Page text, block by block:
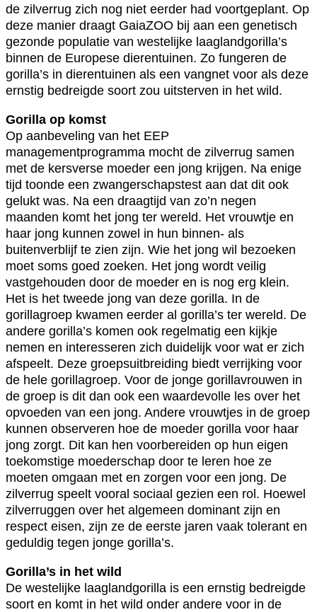
de zilverrug zich nog niet eerder had voortgeplant. Op
deze manier draagt GaiaZOO bij aan een genetisch
gezonde populatie van westelijke laaglandgorilla’s
binnen de Europese dierentuinen. Zo fungeren de
gorilla’s in dierentuinen als een vangnet voor als deze
ernstig bedreigde soort zou uitsterven in het wild.
Gorilla op komst
Op aanbeveling van het EEP
managementprogramma mocht de zilverrug samen
met de kersverse moeder een jong krijgen. Na enige
tijd toonde een zwangerschapstest aan dat dit ook
gelukt was. Na een draagtijd van zo’n negen
maanden komt het jong ter wereld. Het vrouwtje en
haar jong kunnen zowel in hun binnen- als
buitenverblijf te zien zijn. Wie het jong wil bezoeken
moet soms goed zoeken. Het jong wordt veilig
vastgehouden door de moeder en is nog erg klein.
Het is het tweede jong van deze gorilla. In de
gorillagroep kwamen eerder al gorilla’s ter wereld. De
andere gorilla’s komen ook regelmatig een kijkje
nemen en interesseren zich duidelijk voor wat er zich
afspeelt. Deze groepsuitbreiding biedt verrijking voor
de hele gorillagroep. Voor de jonge gorillavrouwen in
de groep is dit dan ook een waardevolle les over het
opvoeden van een jong. Andere vrouwtjes in de groep
kunnen observeren hoe de moeder gorilla voor haar
jong zorgt. Dit kan hen voorbereiden op hun eigen
toekomstige moederschap door te leren hoe ze
moeten omgaan met en zorgen voor een jong. De
zilverrug speelt vooral sociaal gezien een rol. Hoewel
zilverruggen over het algemeen dominant zijn en
respect eisen, zijn ze de eerste jaren vaak tolerant en
geduldig tegen jonge gorilla’s.
Gorilla’s in het wild
De westelijke laaglandgorilla is een ernstig bedreigde
soort en komt in het wild onder andere voor in de